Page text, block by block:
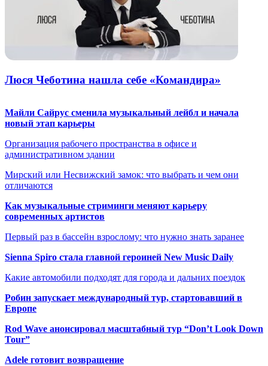
Люся Чеботина нашла себе «Командира»
Майли Сайрус сменила музыкальный лейбл и начала
новый этап карьеры
Организация рабочего пространства в офисе и
административном здании
Мирский или Несвижский замок: что выбрать и чем они
отличаются
Как музыкальные стриминги меняют карьеру
современных артистов
Первый раз в бассейн взрослому: что нужно знать заранее
Sienna Spiro стала главной героиней New Music Daily
Какие автомобили подходят для города и дальних поездок
Робин запускает международный тур, стартовавший в
Европе
Rod Wave анонсировал масштабный тур “Don’t Look Down
Tour”
Adele готовит возвращение